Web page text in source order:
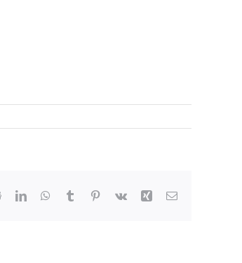
RedditLinkedInWhatsApp
Tumblr Pinterest
Vk Xing E-